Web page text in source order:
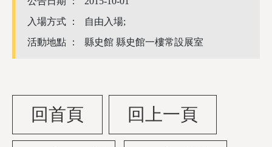
入場方式 ：
自由入場;
活動地點 ：
縣史館 縣史館一樓常設展室
回首頁 回上一頁